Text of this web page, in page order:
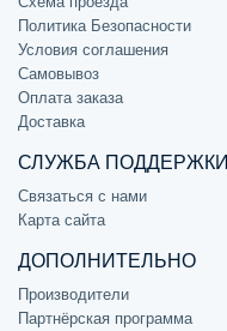
Политика Безопасности
Условия соглашения
Самовывоз
Оплата заказа
Доставка
СЛУЖБА ПОДДЕРЖКИ
Связаться с нами
Карта сайта
ДОПОЛНИТЕЛЬНО
Производители
Партнёрская программа